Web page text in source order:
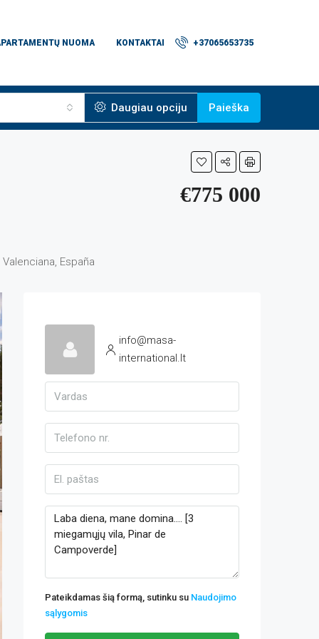
NUOMA KONTAKTAI +37065653735
Daugiau opciju Paieška
€775 000
España
info@masa-
international.lt
Pateikdamas šią formą, sutinku su Naudojimo
sąlygomis